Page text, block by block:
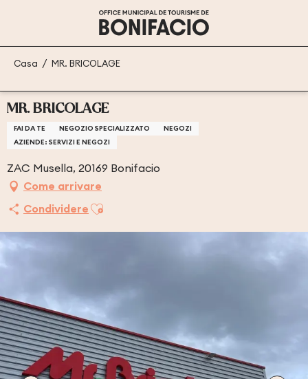
principal
Casa MR. BRICOLAGE
MR. BRICOLAGE
FAI DA TE NEGOZIO SPECIALIZZATO
NEGOZI
AZIENDE: SERVIZI E NEGOZI
ZAC Musella, 20169 Bonifacio
Come arrivare
Condividere Ajouter aux favoris